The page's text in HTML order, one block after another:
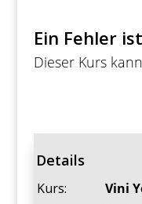
Ein Fehler
Dieser Kurs
Details
Kurs:
Vini